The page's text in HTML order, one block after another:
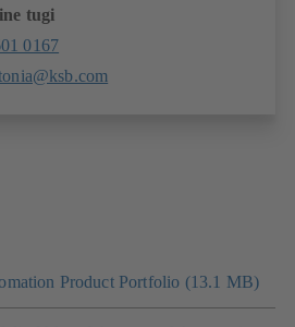
tugi
0167
Product Portfolio (13.1 MB)